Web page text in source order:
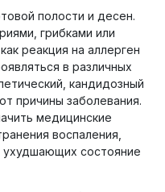
полости и десен.
грибками или
реакция на аллерген
в различных
кандидозный
причины заболевания.
медицинские
воспаления,
ухудшающих состояние